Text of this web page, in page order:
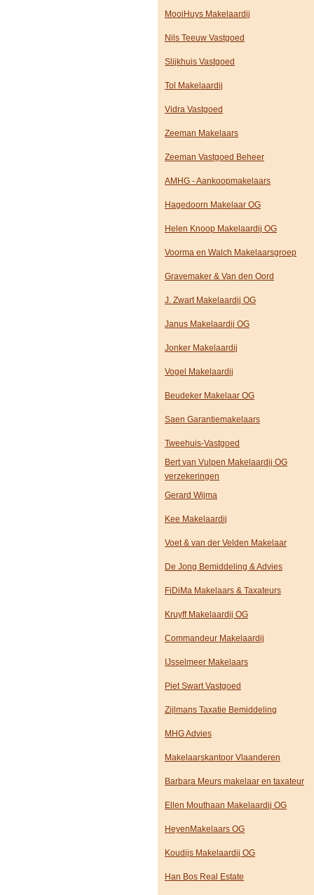
MooiHuys Makelaardij
Nils Teeuw Vastgoed
Slijkhuis Vastgoed
Tol Makelaardij
Vidra Vastgoed
Zeeman Makelaars
Zeeman Vastgoed Beheer
AMHG - Aankoopmakelaars
Hagedoorn Makelaar OG
Helen Knoop Makelaardij OG
Voorma en Walch Makelaarsgroep
Gravemaker & Van den Oord
J. Zwart Makelaardij OG
Janus Makelaardij OG
Jonker Makelaardij
Vogel Makelaardij
Beudeker Makelaar OG
Saen Garantiemakelaars
Tweehuis-Vastgoed
Bert van Vulpen Makelaardij OG
verzekeringen
Gerard Wijma
Kee Makelaardij
Voet & van der Velden Makelaar
De Jong Bemiddeling & Advies
FiDiMa Makelaars & Taxateurs
Kruyff Makelaardij OG
Commandeur Makelaardij
IJsselmeer Makelaars
Piet Swart Vastgoed
Zijlmans Taxatie Bemiddeling
MHG Advies
Makelaarskantoor Vlaanderen
Barbara Meurs makelaar en taxateur
Ellen Mouthaan Makelaardij OG
HeyenMakelaars OG
Koudijs Makelaardij OG
Han Bos Real Estate